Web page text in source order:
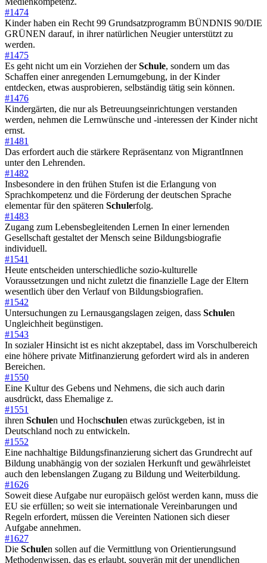
#1474
Kinder haben ein Recht 99 Grundsatzprogramm BÜNDNIS 90/DIE
GRÜNEN darauf, in ihrer natürlichen Neugier unterstützt zu
werden.
#1475
Es geht nicht um ein Vorziehen derSchule, sondern um das
Schaffen einer anregenden Lernumgebung, in der Kinder
entdecken, etwas ausprobieren, selbständig tätig sein können.
#1476
Kindergärten, die nur als Betreuungseinrichtungen verstanden
werden, nehmen die Lernwünsche und -interessen der Kinder nicht
ernst.
#1481
Das erfordert auch die stärkere Repräsentanz von MigrantInnen
unter den Lehrenden.
#1482
Insbesondere in den frühen Stufen ist die Erlangung von
Sprachkompetenz und die Förderung der deutschen Sprache
elementar für den späteren Schulerfolg.
#1483
Zugang zum Lebensbegleitenden Lernen In einer lernenden
Gesellschaft gestaltet der Mensch seine Bildungsbiografie
individuell.
#1541
Heute entscheiden unterschiedliche sozio-kulturelle
Voraussetzungen und nicht zuletzt die finanzielle Lage der Eltern
wesentlich über den Verlauf von Bildungsbiografien.
#1542
Untersuchungen zu Lernausgangslagen zeigen, dass Schulen
Ungleichheit begünstigen.
#1543
In sozialer Hinsicht ist es nicht akzeptabel, dass im Vorschulbereich
eine höhere private Mitfinanzierung gefordert wird als in anderen
Bereichen.
#1550
Eine Kultur des Gebens und Nehmens, die sich auch darin
ausdrückt, dass Ehemalige z.
#1551
ihren Schulen und Hochschulen etwas zurückgeben, ist in
Deutschland noch zu entwickeln.
#1552
Eine nachhaltige Bildungsfinanzierung sichert das Grundrecht auf
Bildung unabhängig von der sozialen Herkunft und gewährleistet
auch den lebenslangen Zugang zu Bildung und Weiterbildung.
#1626
Soweit diese Aufgabe nur europäisch gelöst werden kann, muss die
EU sie erfüllen; so weit sie internationale Vereinbarungen und
Regeln erfordert, müssen die Vereinten Nationen sich dieser
Aufgabe annehmen.
#1627
Die Schulen sollen auf die Vermittlung von Orientierungsund
Methodenwissen, das es erlaubt, souverän mit der unendlichen